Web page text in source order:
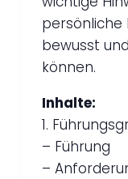
persönliche
bewusst
können.
Inhalte:
1.
– Führung
–